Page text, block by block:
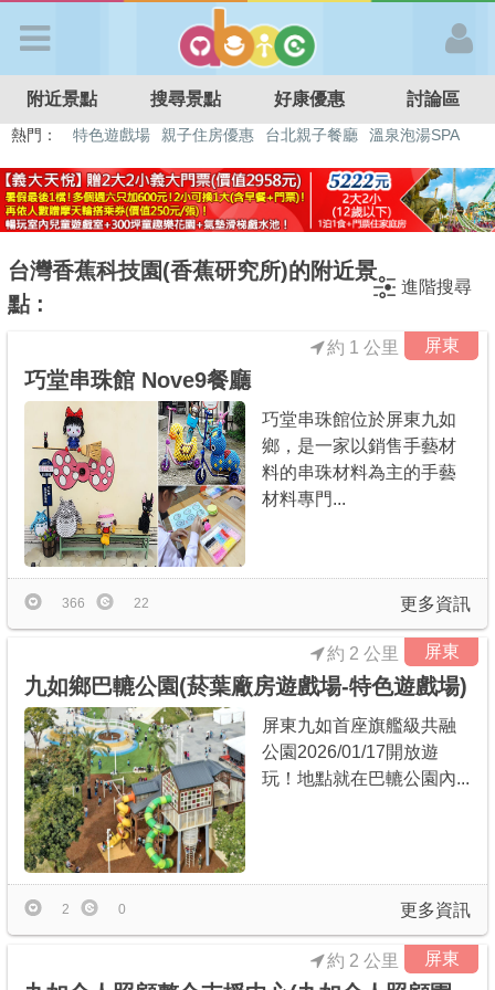
APP登入
首 頁
最新消息
最新留言
商家合作
推薦景點
討論區
聯絡我們
APP下載
附近景點 搜尋景點 好康優惠 討論區
熱門： 特色遊戲場 親子住房優惠 台北親子餐廳
溫泉泡湯SPA
台灣香蕉科技園(香蕉研究所)的附近景
點 :
進階搜尋
屏東
約 1 公里
巧堂串珠館 Nove9餐廳
巧堂串珠館位於屏東九如
鄉，是一家以銷售手藝材
料的串珠材料為主的手藝
材料專門...
更多資訊
366 22
屏東
約 2 公里
九如鄉巴轆公園(菸葉廠房遊戲場-特色遊戲場)
屏東九如首座旗艦級共融
公園2026/01/17開放遊
玩！地點就在巴轆公園內...
更多資訊
2 0
屏東
約 2 公里